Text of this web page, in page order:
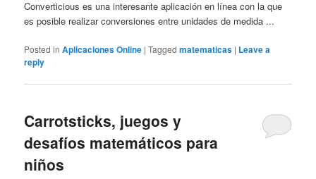
Converticious es una interesante aplicación en línea con la que
es posible realizar conversiones entre unidades de medida ...
Posted in Aplicaciones Online |Tagged matematicas | Leave a
reply
Carrotsticks, juegos y
desafíos matemáticos para
niños